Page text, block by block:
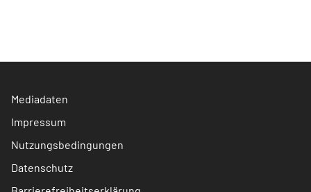
Mediadaten
Impressum
Nutzungsbedingungen
Datenschutz